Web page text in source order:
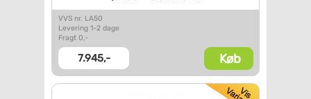
VVS nr. LA50
Levering 1-2 dage
Fragt 0,-
7.945,- Køb